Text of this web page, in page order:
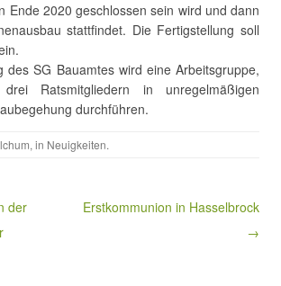
Ende 2020 geschlossen sein wird und dann
stattfindet. Die Fertigstellung soll
des SG Bauamtes wird eine Arbeitsgruppe,
Ratsmitgliedern in unregelmäßigen
durchführen.
, in Neuigkeiten.
der
Erstkommunion in Hasselbrock
→